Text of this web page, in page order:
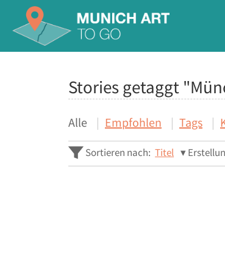
Stories getaggt
Alle Empfohlen Tags
Sortieren nach: Titel